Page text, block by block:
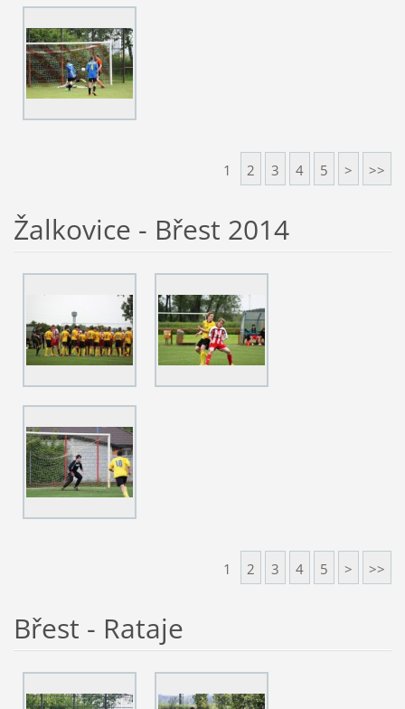
1 2 3 4 5 > >>
Žalkovice - Břest 2014
1 2 3 4 5 > >>
Břest - Rataje